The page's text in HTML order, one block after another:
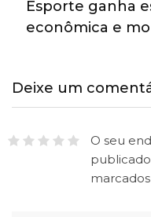
Esporte ganha
econômica e
Deixe um
O seu